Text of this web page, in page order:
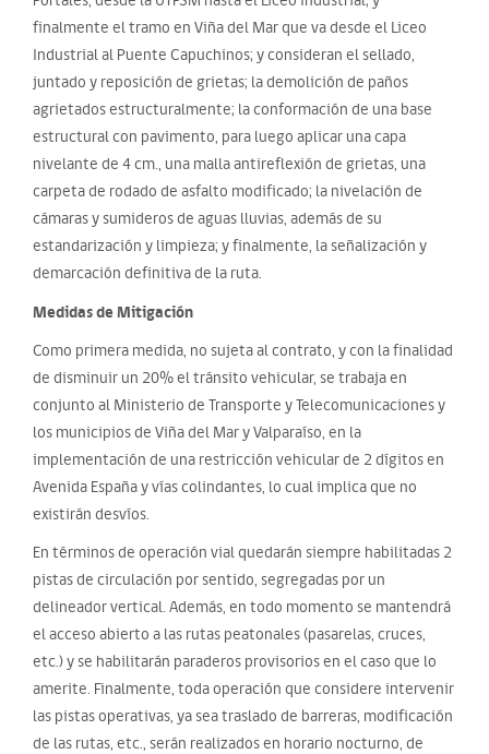
finalmente el tramo en Viña del Mar que va desde el Liceo
Industrial al Puente Capuchinos; y consideran el sellado,
juntado y reposición de grietas; la demolición de paños
agrietados estructuralmente; la conformación de una base
estructural con pavimento, para luego aplicar una capa
nivelante de 4 cm., una malla antireflexión de grietas, una
carpeta de rodado de asfalto modificado; la nivelación de
cámaras y sumideros de aguas lluvias, además de su
estandarización y limpieza; y finalmente, la señalización y
demarcación definitiva de la ruta.
Medidas de Mitigación
Como primera medida, no sujeta al contrato, y con la finalidad
de disminuir un 20% el tránsito vehicular, se trabaja en
conjunto al Ministerio de Transporte y Telecomunicaciones y
los municipios de Viña del Mar y Valparaíso, en la
implementación de una restricción vehicular de 2 dígitos en
Avenida España y vías colindantes, lo cual implica que no
existirán desvíos.
En términos de operación vial quedarán siempre habilitadas 2
pistas de circulación por sentido, segregadas por un
delineador vertical. Además, en todo momento se mantendrá
el acceso abierto a las rutas peatonales (pasarelas, cruces,
etc.) y se habilitarán paraderos provisorios en el caso que lo
amerite. Finalmente, toda operación que considere intervenir
las pistas operativas, ya sea traslado de barreras, modificación
de las rutas, etc., serán realizados en horario nocturno, de